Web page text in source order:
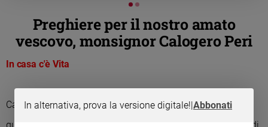
giorno
Società
valori
Ambiente
Preghiere per il nostro amato
vescovo, monsignor Calogero Peri
In casa c'è Vita
Carissima Famiglia Cristiana,
In alternativa, prova la versione digitale!|Abbonati